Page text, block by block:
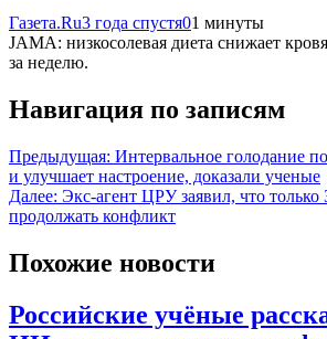
Газета.Ru3 года спустя01 минуты
JAMA: низкосолевая диета снижает
за неделю.
Навигация по записям
Предыдущая: Интервальное голодание
и улучшает настроение, доказали ученые
Далее: Экс-агент ЦРУ заявил, что только
продолжать конфликт
Похожие новости
Российские учёные